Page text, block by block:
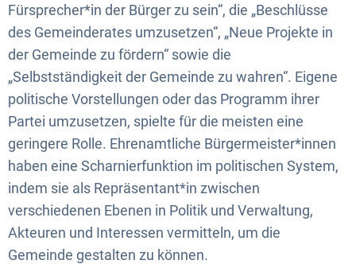
Fürsprecher*in der Bürger zu sein“, die „Beschlüsse
des Gemeinderates umzusetzen“, „Neue Projekte in
der Gemeinde zu fördern“ sowie die
„Selbstständigkeit der Gemeinde zu wahren“. Eigene
politische Vorstellungen oder das Programm ihrer
Partei umzusetzen, spielte für die meisten eine
geringere Rolle. Ehrenamtliche Bürgermeister*innen
haben eine Scharnierfunktion im politischen System,
indem sie als Repräsentant*in zwischen
verschiedenen Ebenen in Politik und Verwaltung,
Akteuren und Interessen vermitteln, um die
Gemeinde gestalten zu können.